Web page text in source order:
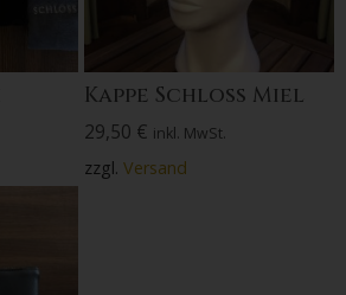
Kappe Schloss Miel
29,50 € inkl. MwSt.
zzgl. Versand